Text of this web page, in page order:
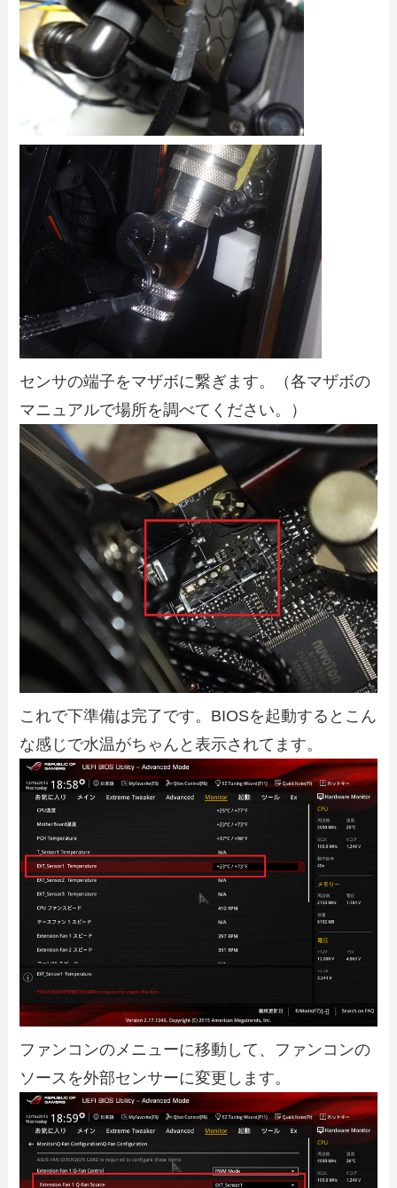
センサの端子をマザボに繋ぎます。（各マザボの
マニュアルで場所を調べてください。）
これで下準備は完了です。BIOSを起動するとこん
な感じで水温がちゃんと表示されてます。
ファンコンのメニューに移動して、ファンコンの
ソースを外部センサーに変更します。